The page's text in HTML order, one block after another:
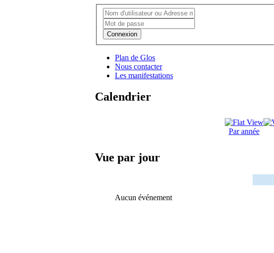
Connexion
Plan de Glos
Nous contacter
Les manifestations
Calendrier
Par année
Vue par jour
Aucun événement